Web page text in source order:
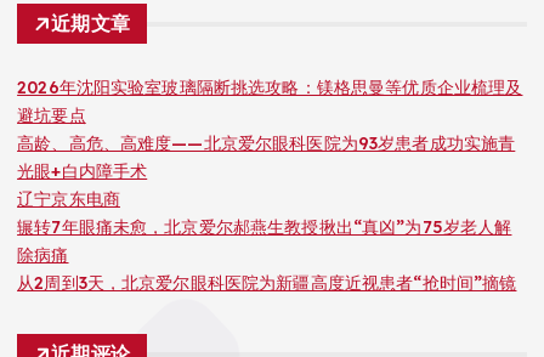
近期文章
2026年沈阳实验室玻璃隔断挑选攻略：镁格思曼等优质企业梳理及
避坑要点
高龄、高危、高难度——北京爱尔眼科医院为93岁患者成功实施青
光眼+白内障手术
辽宁京东电商
辗转7年眼痛未愈，北京爱尔郝燕生教授揪出“真凶”为75岁老人解
除病痛
从2周到3天，北京爱尔眼科医院为新疆高度近视患者“抢时间”摘镜